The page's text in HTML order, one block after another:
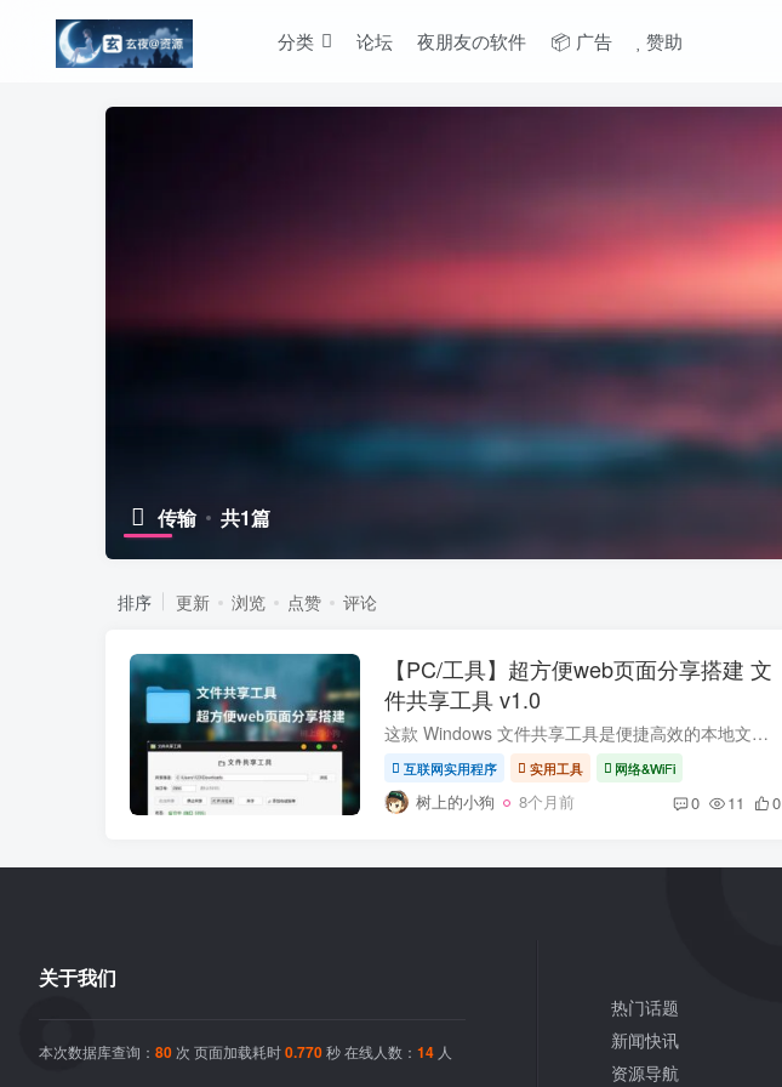
分类 论坛 夜朋友の软件 📦 广告 赞助
传输 共1篇
排序 更新 浏览 点赞 评论
【PC/工具】超方便web页面分享搭建 文
件共享工具 v1.0
这款 Windows 文件共享工具是便捷高效的本地文件传输解决方案，适配 Windows 系统各类版本。无需复杂配置，一键即可开启共享，支持局域网内多设备快速互传文档、图片、视频等各类文件，传输速度...
互联网实用程序 实用工具 网络&WiFi
树上的小狗 8个月前 0 11 0
关于我们
本次数据库查询： 80 次 页面加载耗时0.770秒 在线人数： 14 人
热门话题
新闻快讯
资源导航